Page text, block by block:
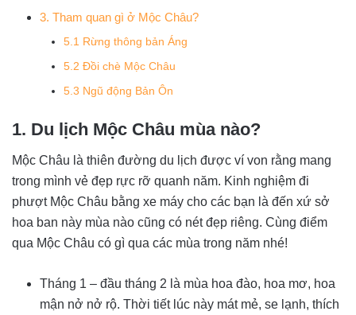
3. Tham quan gì ở Mộc Châu?
5.1 Rừng thông bản Áng
5.2 Đồi chè Mộc Châu
5.3 Ngũ động Bản Ôn
1. Du lịch Mộc Châu mùa nào?
Mộc Châu là thiên đường du lịch được ví von rằng mang
trong mình vẻ đẹp rực rỡ quanh năm. Kinh nghiệm đi
phượt Mộc Châu bằng xe máy cho các bạn là đến xứ sở
hoa ban này mùa nào cũng có nét đẹp riêng. Cùng điểm
qua Mộc Châu có gì qua các mùa trong năm nhé!
Tháng 1 – đầu tháng 2 là mùa hoa đào, hoa mơ, hoa
mận nở nở rộ. Thời tiết lúc này mát mẻ, se lạnh, thích